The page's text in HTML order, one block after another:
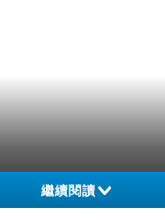
繼續閱讀